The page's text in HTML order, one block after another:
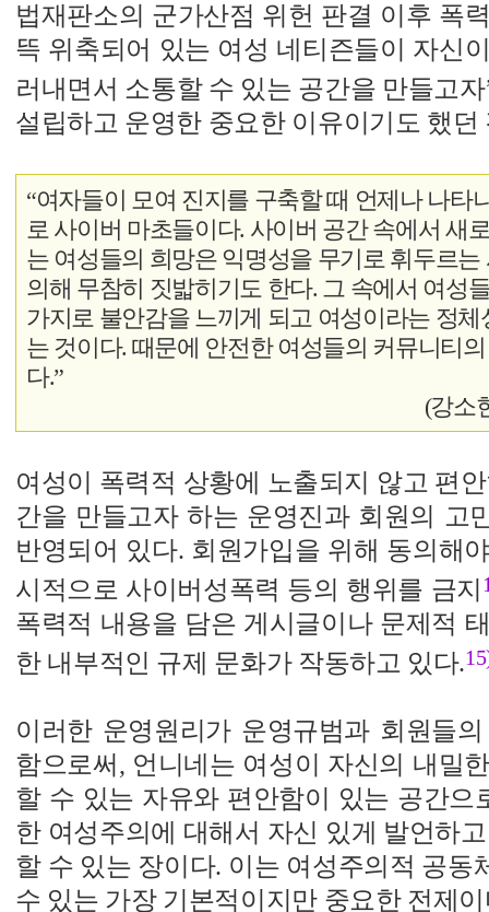
법재판소의 군가산점 위헌 판결 이후 폭
뜩 위축되어 있는 여성 네티즌들이 자신
러내면서 소통할 수 있는 공간을 만들고자
설립하고 운영한 중요한 이유이기도 했던
“여자들이 모여 진지를 구축할 때 언제나 나타
로 사이버 마초들이다. 사이버 공간 속에서 새
는 여성들의 희망은 익명성을 무기로 휘두르
의해 무참히 짓밟히기도 한다. 그 속에서 여성
가지로 불안감을 느끼게 되고 여성이라는 정
는 것이다. 때문에 안전한 여성들의 커뮤니티
다.”
(강소
여성이 폭력적 상황에 노출되지 않고 편
간을 만들고자 하는 운영진과 회원의 고
반영되어 있다. 회원가입을 위해 동의해
시적으로 사이버성폭력 등의 행위를 금지
폭력적 내용을 담은 게시글이나 문제적
한 내부적인 규제 문화가 작동하고 있다.
이러한 운영원리가 운영규범과 회원들
함으로써, 언니네는 여성이 자신의 내밀
할 수 있는 자유와 편안함이 있는 공간으
한 여성주의에 대해서 자신 있게 발언하
할 수 있는 장이다. 이는 여성주의적 공동
수 있는 가장 기본적이지만 중요한 전제